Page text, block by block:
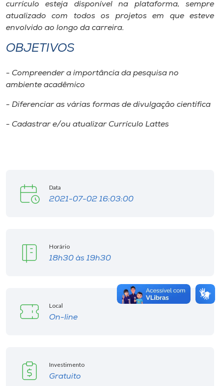
currículo esteja disponível na plataforma, sempre
atualizado com todos os projetos em que esteve
envolvido ao longo da carreira.
OBJETIVOS
- Compreender a importância da pesquisa no
ambiente acadêmico
- Diferenciar as várias formas de divulgação científica
- Cadastrar e/ou atualizar Currículo Lattes
Data
2021-07-02 16:03:00
Horário
18h30 às 19h30
Local
On-line
Investimento
Gratuito